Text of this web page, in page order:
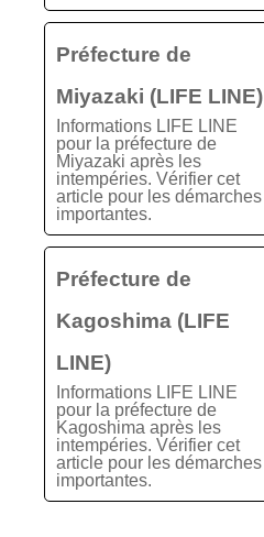
Préfecture de
Miyazaki (LIFE LINE)
Informations LIFE LINE
pour la préfecture de
Miyazaki après les
intempéries. Vérifier cet
article pour les démarches
importantes.
Préfecture de
Kagoshima (LIFE
LINE)
Informations LIFE LINE
pour la préfecture de
Kagoshima après les
intempéries. Vérifier cet
article pour les démarches
importantes.